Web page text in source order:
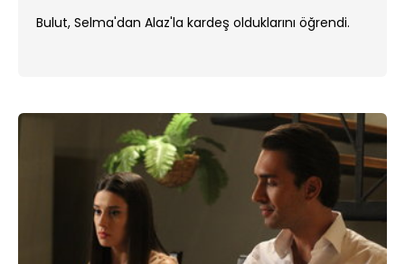
Bulut, Selma'dan Alaz'la kardeş olduklarını öğrendi.